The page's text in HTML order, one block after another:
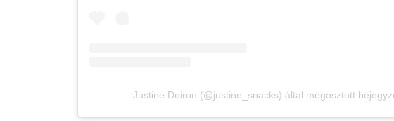
Justine Doiron (@justine_snacks) által megosztott